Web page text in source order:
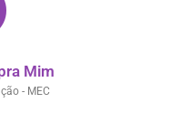
Mim
- MEC